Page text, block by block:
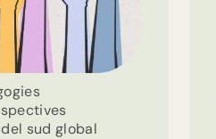
sud global